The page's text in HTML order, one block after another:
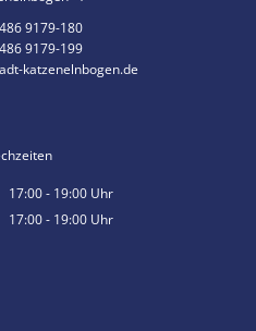
9179-180
9179-199
katzenelnbogen.de
17:00- 19:00 Uhr
Von 17:00 bis 19:00 Uhr
17:00- 19:00 Uhr